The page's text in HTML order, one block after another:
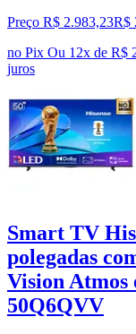
Preço R$ 2.983,23R$
no Pix Ou 12x de R$
juros
Smart TV
polegadas
Vision Atmos
50Q6QVV